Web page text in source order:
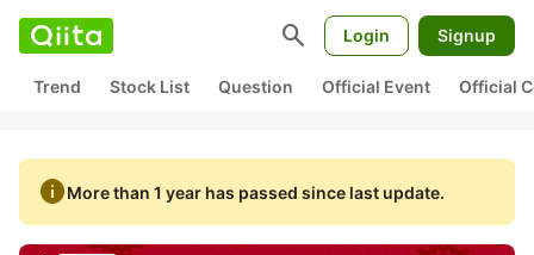
search Login Signup
Trend Stock List Question Official Event Official
infoMore than 1 year has passed since last update.